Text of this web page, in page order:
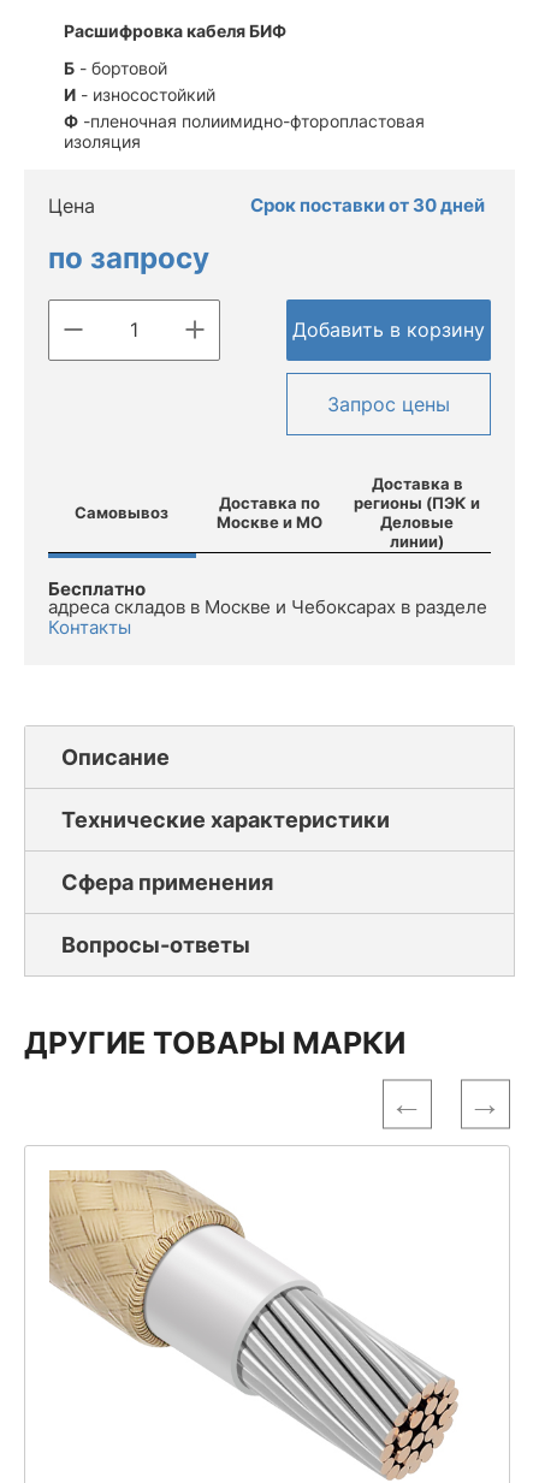
Расшифровка кабеля БИФ
Б - бортовой
И - износостойкий
Ф -пленочная полиимидно-фторопластовая
изоляция
Цена Срок поставки от 30 дней
по запросу
Добавить в корзину
Запрос цены
Самовывоз
Доставка по
Москве и МО
Доставка в
регионы (ПЭК и
Деловые
линии)
Бесплатно
адреса складов в Москве и Чебоксарах в разделе
Контакты
Описание
Технические характеристики
Сфера применения
Вопросы-ответы
ДРУГИЕ ТОВАРЫ МАРКИ